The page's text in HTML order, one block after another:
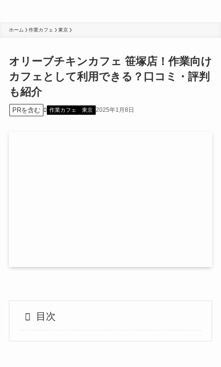
ホーム 作業カフェ 東京
オリーブチキンカフェ 笹塚店！作業向け
カフェとして利用できる？口コミ・評判
も紹介
PRを含む 作業カフェ 東京 2025年1月8日
目次